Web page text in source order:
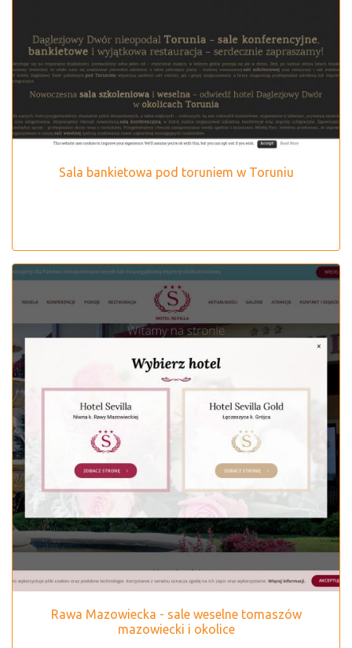
Sala bankietowa pod toruniem w Toruniu
Rawa Mazowiecka - sale weselne tomaszów
mazowiecki i okolice